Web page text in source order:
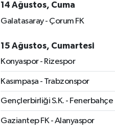
14 Ağustos, Cuma
Galatasaray - Çorum FK
15 Ağustos, Cumartesi
Konyaspor - Rizespor
Kasımpaşa - Trabzonspor
Gençlerbirliği S.K. - Fenerbahçe
Gaziantep FK - Alanyaspor